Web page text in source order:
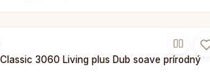
Classic 3060 Living plus Dub soave prírodný